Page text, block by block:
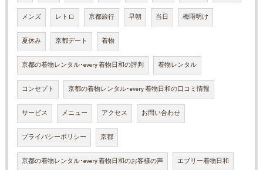
メンズ レトロ 京都旅行 早朝 当日 梅雨明け
夏休み 京都デート 着物
京都の着物レンタル･every 着物日和の評判 着物レンタル
コンセプト 京都の着物レンタル･every 着物日和の口コミ情報
サービス メニュー アクセス お問い合わせ
プライバシーポリシー 京都
京都の着物レンタル･every 着物日和のお客様の声 エブリー着物日和